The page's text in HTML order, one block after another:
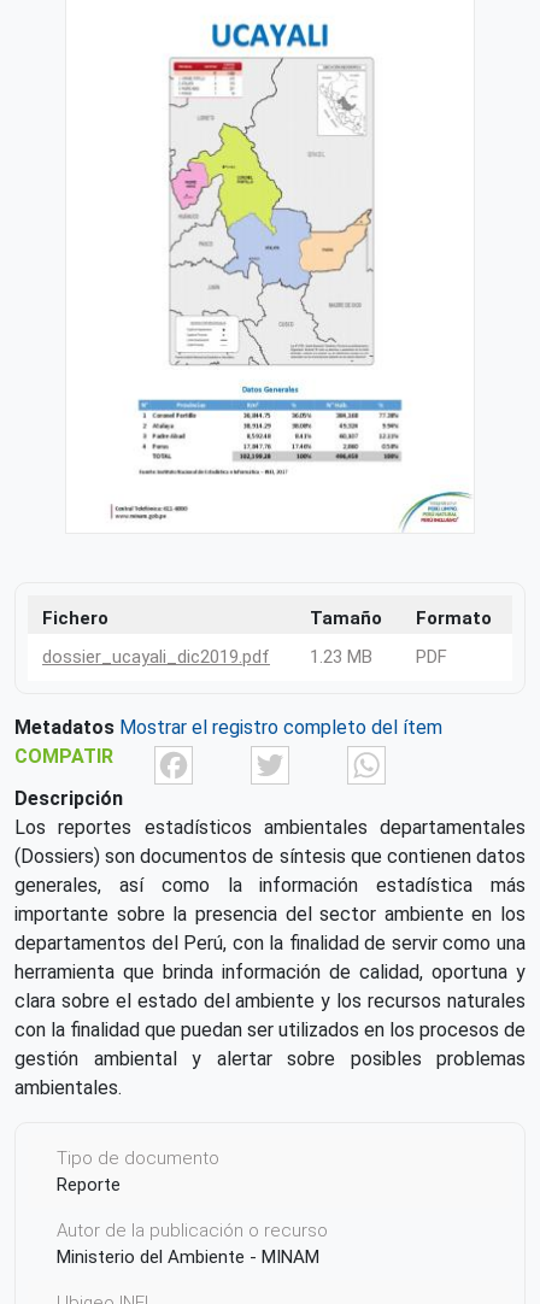
Fichero Tamaño
Formato
dossier_ucayali_dic2019.pdf
1.23 MB PDF
Metadatos Mostrar el registro completo del ítem
COMPATIR
FacebookTwitter
Descripción
Los reportes estadísticos ambientales departamentales
(Dossiers) son documentos de síntesis que contienen datos
generales, así como la información estadística más
importante sobre la presencia del sector ambiente en los
departamentos del Perú, con la finalidad de servir como una
herramienta que brinda información de calidad, oportuna y
clara sobre el estado del ambiente y los recursos naturales
con la finalidad que puedan ser utilizados en los procesos de
gestión ambiental y alertar sobre posibles problemas
ambientales.
Tipo de documento
Reporte
Autor de la publicación o recurso
Ministerio del Ambiente - MINAM